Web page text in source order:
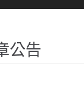
公告